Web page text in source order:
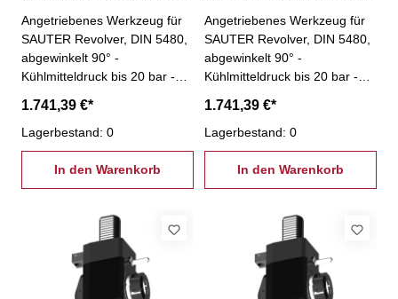
Angetriebenes Werkzeug für
SAUTER Revolver, DIN 5480,
abgewinkelt 90° -
Kühlmitteldruck bis 20 bar -
geeignet für hohe Drehzahlen
- VDI 30 - ER 25- ohne
Innenkühlung
1.741,39 €*
Lagerbestand: 0
In den Warenkorb
Angetriebenes Werkzeug für
SAUTER Revolver, DIN 5480,
abgewinkelt 90° -
Kühlmitteldruck bis 20 bar -
geeignet für hohe Drehzahlen
- VDI 30 - ER 25 - kurz - ohne
Innenkühlung
1.741,39 €*
Lagerbestand: 0
In den Warenkorb